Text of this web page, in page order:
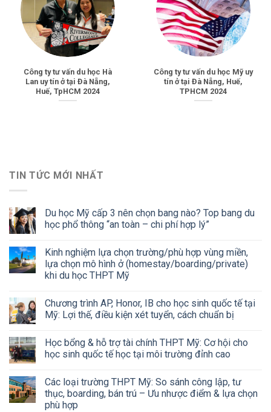
Công ty tư vấn du học Hà
Lan uy tín ở tại Đà Nẵng,
Huế, TpHCM 2024
Công ty tư vấn du học Mỹ uy
tín ở tại Đà Nẵng, Huế,
TPHCM 2024
TIN TỨC MỚI NHẤT
Du học Mỹ cấp 3 nên chọn bang nào? Top bang du
học phổ thông “an toàn – chi phí hợp lý”
Kinh nghiệm lựa chọn trường/phù hợp vùng miền,
lựa chọn mô hình ở (homestay/boarding/private)
khi du học THPT Mỹ
Chương trình AP, Honor, IB cho học sinh quốc tế tại
Mỹ: Lợi thế, điều kiện xét tuyển, cách chuẩn bị
Học bổng & hỗ trợ tài chính THPT Mỹ: Cơ hội cho
học sinh quốc tế học tại môi trường đỉnh cao
Các loại trường THPT Mỹ: So sánh công lập, tư
thục, boarding, bán trú – Ưu nhược điểm & lựa chọn
phù hợp